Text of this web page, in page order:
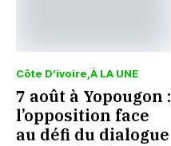
Côte D’ivoire À LA UNE
7 août à Yopougon :
l’opposition face
au défi du dialogue